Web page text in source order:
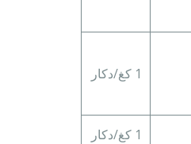
1 كغ/دكار
1 كغ/دكار